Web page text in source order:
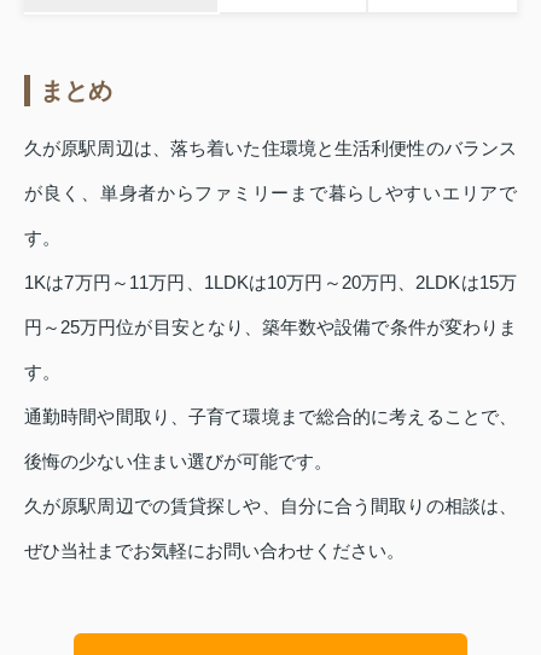
まとめ
久が原駅周辺は、落ち着いた住環境と生活利便性のバランス
が良く、単身者からファミリーまで暮らしやすいエリアで
す。
1Kは7万円～11万円、1LDKは10万円～20万円、2LDKは15万
円～25万円位が目安となり、築年数や設備で条件が変わりま
す。
通勤時間や間取り、子育て環境まで総合的に考えることで、
後悔の少ない住まい選びが可能です。
久が原駅周辺での賃貸探しや、自分に合う間取りの相談は、
ぜひ当社までお気軽にお問い合わせください。